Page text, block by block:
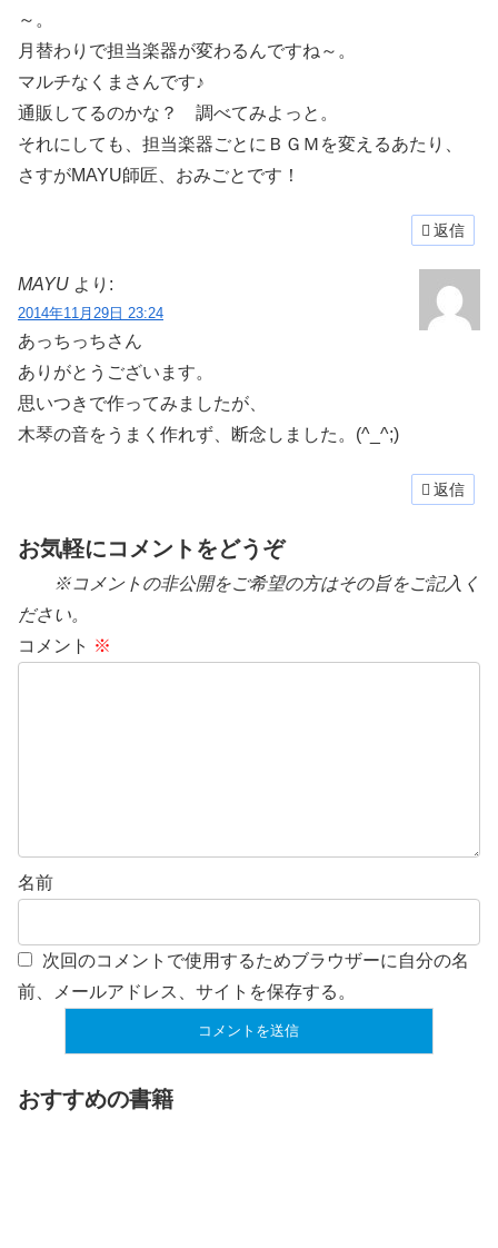
～。
月替わりで担当楽器が変わるんですね～。
マルチなくまさんです♪
通販してるのかな？ 調べてみよっと。
それにしても、担当楽器ごとにＢＧＭを変えるあたり、
さすがMAYU師匠、おみごとです！
返信
MAYU より:
2014年11月29日 23:24
あっちっちさん
ありがとうございます。
思いつきで作ってみましたが、
木琴の音をうまく作れず、断念しました。(^_^;)
返信
お気軽にコメントをどうぞ
※コメントの非公開をご希望の方はその旨をご記入く
ださい。
コメント ※
名前
次回のコメントで使用するためブラウザーに自分の名
前、メールアドレス、サイトを保存する。
おすすめの書籍